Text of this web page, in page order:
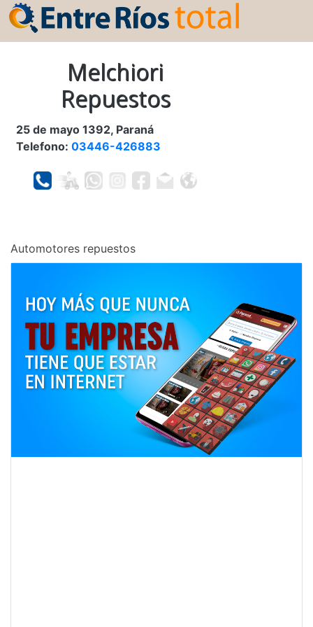
Melchiori
Repuestos
25 de mayo 1392, Paraná
Telefono: 03446-426883
Automotores repuestos